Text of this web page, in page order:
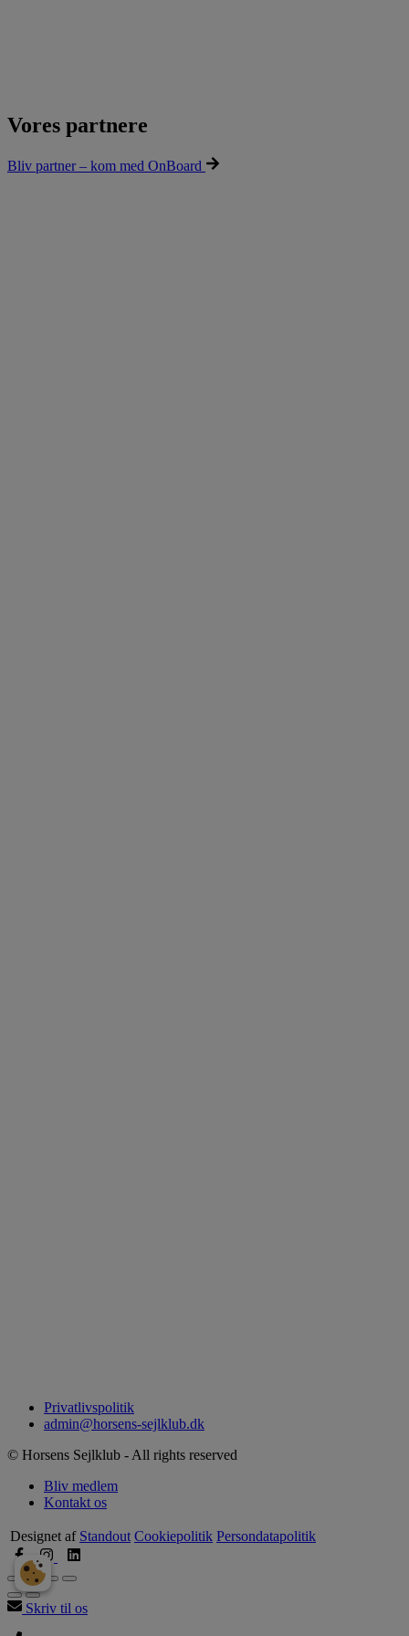
Vores partnere
Bliv partner – kom med OnBoard
Privatlivspolitik
admin@horsens-sejlklub.dk
© Horsens Sejlklub - All rights reserved
Bliv medlem
Kontakt os
Designet af Standout Cookiepolitik Persondatapolitik
Skriv til os